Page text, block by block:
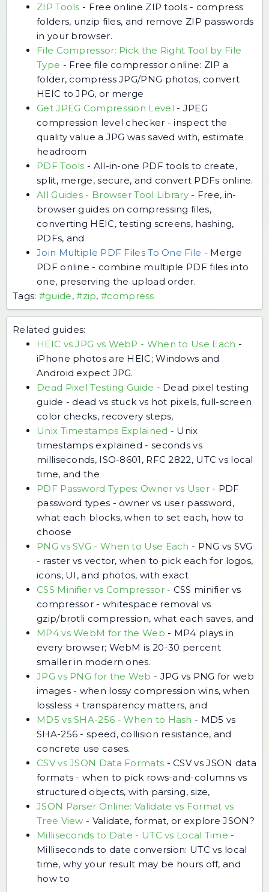
ZIP Tools - Free online ZIP tools - compress
folders, unzip files, and remove ZIP passwords
in your browser.
File Compressor: Pick the Right Tool by File
Type - Free file compressor online: ZIP a
folder, compress JPG/PNG photos, convert
HEIC to JPG, or merge
Get JPEG Compression Level - JPEG
compression level checker - inspect the
quality value a JPG was saved with, estimate
headroom
PDF Tools - All-in-one PDF tools to create,
split, merge, secure, and convert PDFs online.
All Guides - Browser Tool Library- Free, in-
browser guides on compressing files,
converting HEIC, testing screens, hashing,
PDFs, and
Join Multiple PDF Files To One File - Merge
PDF online - combine multiple PDF files into
one, preserving the upload order.
Tags: #guide,#zip,#compress
Related guides:
HEIC vs JPG vs WebP - When to Use Each -
iPhone photos are HEIC; Windows and
Android expect JPG.
Dead Pixel Testing Guide - Dead pixel testing
guide - dead vs stuck vs hot pixels, full-screen
color checks, recovery steps,
Unix Timestamps Explained - Unix
timestamps explained - seconds vs
milliseconds, ISO-8601, RFC 2822, UTC vs local
time, and the
PDF Password Types: Owner vs User- PDF
password types - owner vs user password,
what each blocks, when to set each, how to
choose
PNG vs SVG - When to Use Each - PNG vs SVG
- raster vs vector, when to pick each for logos,
icons, UI, and photos, with exact
CSS Minifier vs Compressor- CSS minifier vs
compressor - whitespace removal vs
gzip/brotli compression, what each saves, and
MP4 vs WebM for the Web - MP4 plays in
every browser; WebM is 20-30 percent
smaller in modern ones.
JPG vs PNG for the Web - JPG vs PNG for web
images - when lossy compression wins, when
lossless + transparency matters, and
MD5 vs SHA-256 - When to Hash - MD5 vs
SHA-256 - speed, collision resistance, and
concrete use cases.
CSV vs JSON Data Formats -CSV vs JSON data
formats - when to pick rows-and-columns vs
structured objects, with parsing, size,
JSON Parser Online: Validate vs Format vs
Tree View - Validate, format, or explore JSON?
Milliseconds to Date - UTC vs Local Time -
Milliseconds to date conversion: UTC vs local
time, why your result may be hours off, and
how to